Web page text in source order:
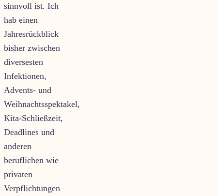
sinnvoll ist. Ich
hab einen
Jahresrückblick
bisher zwischen
diversesten
Infektionen,
Advents- und
Weihnachtsspektakel,
Kita-Schließzeit,
Deadlines und
anderen
beruflichen wie
privaten
Verpflichtungen